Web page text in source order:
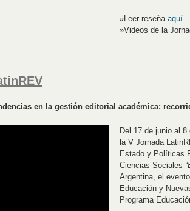
»Leer reseña aquí
»Videos de la
en la gestión editorial académica:
Del 17 de junio al
la V Jornada
Estado y Políticas
Ciencias Sociales
Argentina, el
Educación y
Programa